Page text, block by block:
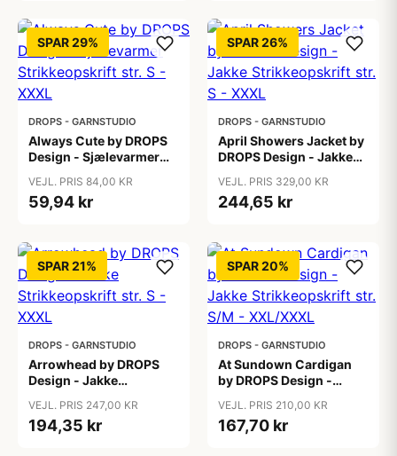
SPAR 29%
DROPS - GARNSTUDIO
Always Cute by DROPS
Design - Sjælevarmer
XXXL
VEJL. PRIS 84,00 KR
59,94 kr
SPAR 26%
DROPS - GARNSTUDIO
April Showers Jacket by
DROPS Design - Jakke
XXXL
VEJL. PRIS 329,00 KR
244,65 kr
SPAR 21%
DROPS - GARNSTUDIO
Arrowhead by DROPS
Design - Jakke
XXXL
VEJL. PRIS 247,00 KR
194,35 kr
SPAR 20%
DROPS - GARNSTUDIO
At Sundown Cardigan
by DROPS Design -
S/M - XXL/XXXL
VEJL. PRIS 210,00 KR
167,70 kr